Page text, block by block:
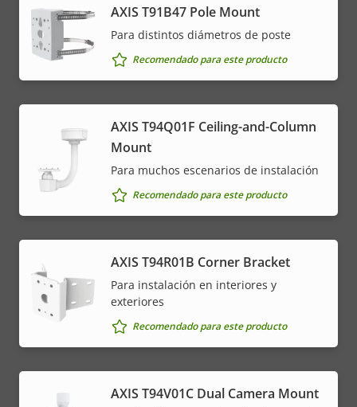
AXIS T91B47 Pole Mount
Para distintos diámetros de poste
Recomendado para este producto
AXIS T94Q01F Ceiling-and-Column
Mount
Para muchos escenarios de instalación
Recomendado para este producto
AXIS T94R01B Corner Bracket
Para instalación en interiores y
exteriores
Recomendado para este producto
AXIS T94V01C Dual Camera Mount